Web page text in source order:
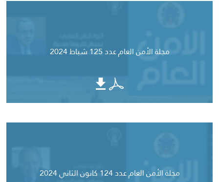
مجلة الأمن العام عدد 125 شباط 2024
مجلة الأمن العام عدد 124 كانون الثاني 2024